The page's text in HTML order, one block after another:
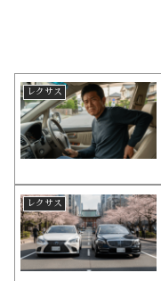
レクサス
レクサス